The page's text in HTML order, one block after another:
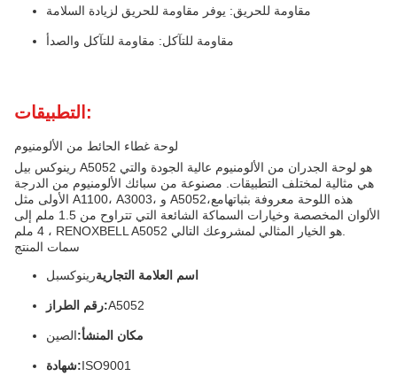
مقاومة للحريق: يوفر مقاومة للحريق لزيادة السلامة
مقاومة للتآكل: مقاومة للتآكل والصدأ
التطبيقات:
لوحة غطاء الحائط من الألومنيوم
رينوكس بيل A5052 هو لوحة الجدران من الألومنيوم عالية الجودة والتي
هي مثالية لمختلف التطبيقات. مصنوعة من سبائك الألومنيوم من الدرجة
الأولى مثل A1100، A3003، و A5052،هذه اللوحة معروفة بثباتهامع
الألوان المخصصة وخيارات السماكة الشائعة التي تتراوح من 1.5 ملم إلى
سمات المنتج
اسم العلامة التجاريةرينوكسبل
رقم الطراز:A5052
مكان المنشأ:الصين
شهادة:ISO9001